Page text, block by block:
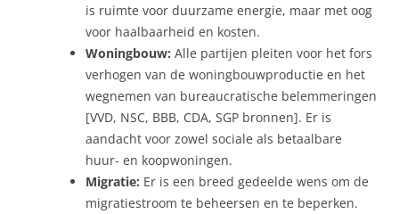
is ruimte voor duurzame energie, maar met oog
voor haalbaarheid en kosten.
Woningbouw: Alle partijen pleiten voor het fors
verhogen van de woningbouwproductie en het
wegnemen van bureaucratische belemmeringen
[VVD, NSC, BBB, CDA, SGP bronnen]. Er is
aandacht voor zowel sociale als betaalbare
huur- en koopwoningen.
Migratie: Er is een breed gedeelde wens om de
migratiestroom te beheersen en te beperken.